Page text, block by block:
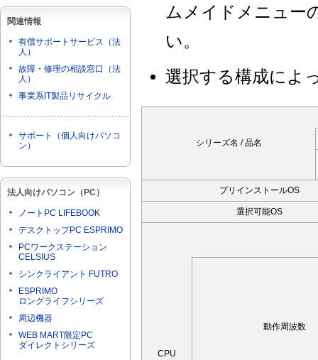
関連情報
有償サポートサービス（法
人）
故障・修理の相談窓口（法
人）
事業系IT製品リサイクル
サポート（個人向けパソコ
ン）
法人向けパソコン（PC）
ノートPC LIFEBOOK
デスクトップPC ESPRIMO
PCワークステーション
CELSIUS
シンクライアント FUTRO
ESPRIMO
ロングライフシリーズ
周辺機器
WEB MART限定PC
ダイレクトシリーズ
ムメイドメニュー
い。
選択する構成によ
シリーズ名 / 品名
プリインストールOS
選択可能OS
CPU
動作周波数